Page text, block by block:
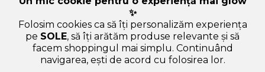
✨
Folosim cookies ca să îți personalizăm experiența
pe SOLE, să îți arătăm produse relevante și să
facem shoppingul mai simplu. Continuând
navigarea, ești de acord cu folosirea lor.